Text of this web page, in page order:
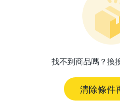
找不到商品嗎？換
清除條件